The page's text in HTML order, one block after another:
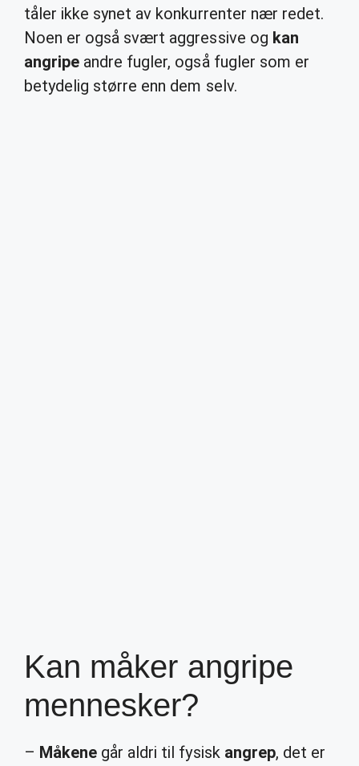
tåler ikke synet av konkurrenter nær redet.
Noen er også svært aggressive og kan
angripe andre fugler, også fugler som er
betydelig større enn dem selv.
Kan måker angripe
mennesker?
– Måkene går aldri til fysisk angrep, det er